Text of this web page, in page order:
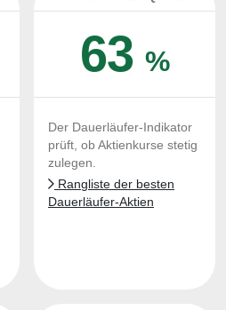
63%
Der Dauerläufer-Indikator
prüft, ob Aktienkurse stetig
zulegen.
Rangliste der besten
Dauerläufer-Aktien